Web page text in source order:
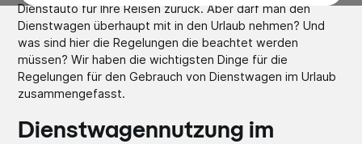
Dienstauto für Ihre Reisen zurück. Aber darf man den
Dienstwagen überhaupt mit in den Urlaub nehmen? Und
was sind hier die Regelungen die beachtet werden
müssen? Wir haben die wichtigsten Dinge für die
Regelungen für den Gebrauch von Dienstwagen im Urlaub
zusammengefasst.
Dienstwagennutzung im